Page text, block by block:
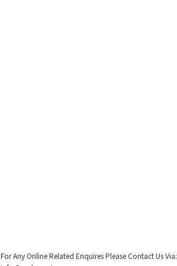
For Any Online Related Enquires Please Contact Us Via: